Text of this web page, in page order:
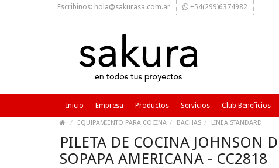
Escribinos: hola@sakurasa.com.ar +54(299)6374982
Inicio Empresa Productos Servicios Club Beneficios
EQUIPAMIENTO PARA COCINA BACHAS LINEA STANDARD
PILETA DE COCINA JOHNSON
SOPAPA AMERICANA - CC2818